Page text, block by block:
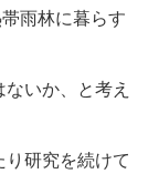
雨林に暮らす
いか、と考え
研究を続けて